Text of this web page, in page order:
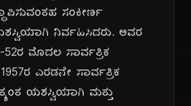
ಸಂಕೀರ್ಣ
ನಿರ್ವಹಿಸಿದರು. ಅವರ
52ರ ಮೊದಲ ಸಾರ್ವತ್ರಿಕ
ಎರಡನೇ ಸಾರ್ವತ್ರಿಕ
ಯಶಸ್ವಿಯಾಗಿ ಮತ್ತು